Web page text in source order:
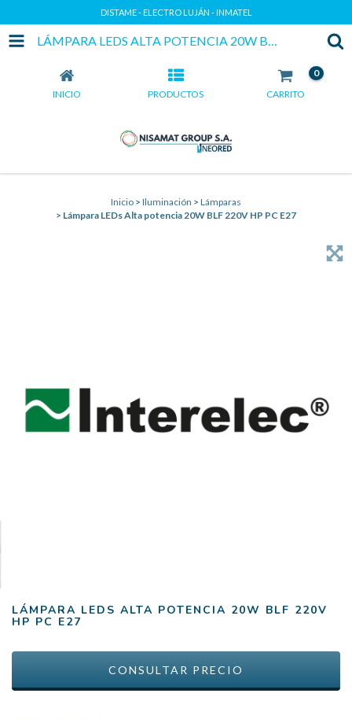
DISTAME - ELECTRO LUJÁN - INMATEL
LÁMPARA LEDS ALTA POTENCIA 20W BLF 220V HP PC E27
INICIO PRODUCTOS CARRITO
0
Inicio > Iluminación > Lámparas
> Lámpara LEDs Alta potencia 20W BLF 220V HP PC E27
LÁMPARA LEDS ALTA POTENCIA 20W BLF 220V
HP PC E27